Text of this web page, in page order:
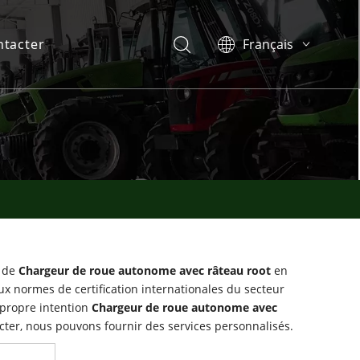
Français
English
Español
Português
Chargeur de roue autonome avec râteau root en
normes de certification internationales du secteur
intention Chargeur de roue autonome avec
nous pouvons fournir des services personnalisés.